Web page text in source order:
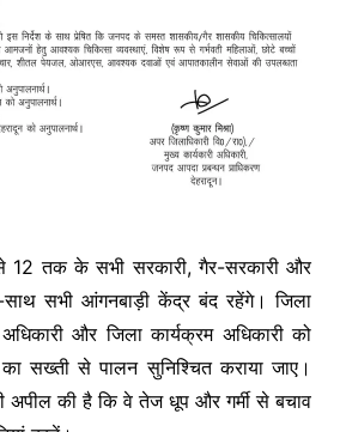
तक के सभी सरकारी, गैर-सरकारी और
साथ सभी आंगनबाड़ी केंद्र बंद रहेंगे। जिला
और जिला कार्यक्रम अधिकारी को
सख्ती से पालन सुनिश्चित कराया जाए।
की है कि वे तेज धूप और गर्मी से बचाव